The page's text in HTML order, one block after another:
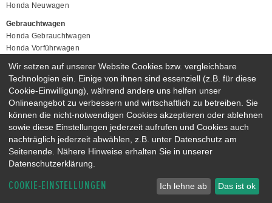
Honda Neuwagen
Gebrauchtwagen
Honda Gebrauchtwagen
Honda Vorführwagen
NEUWAGENMODELLE
HONDA JAZZ E:HEV
HONDA CIVIC E:HEV
HONDA PRELUDE E:HEV
HONDA HR-V E:HEV
HONDA ZR-V E:HEV
HONDA CR-V E:HEV & E:PHEV
Wir setzen auf unserer Website Cookies bzw. vergleichbare
Technologien ein. Einige von ihnen sind essenziell (z.B. für diese
Cookie-Einwilligung), während andere uns helfen unser
Onlineangebot zu verbessern und wirtschaftlich zu betreiben. Sie
können die nicht-notwendigen Cookies akzeptieren oder ablehnen
sowie diese Einstellungen jederzeit aufrufen und Cookies auch
nachträglich jederzeit abwählen, z.B. unter Datenschutz am
Seitenende. Nähere Hinweise erhalten Sie in unserer
Datenschutzerklärung.
COOKIE-EINSTELLUNGEN Ich lehne ab Das ist ok